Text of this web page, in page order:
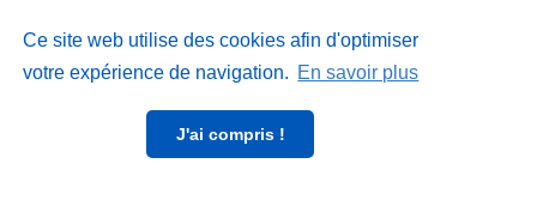
Ce site web utilise des cookies afin d'optimiser
votre expérience de navigation. En savoir plus
J'ai compris !